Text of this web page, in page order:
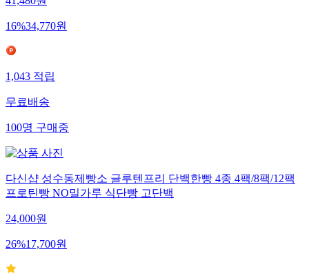
41,480원
16%34,770원
1,043적립
무료배송
100명구매중
다신샵 성수동제빵소 글루텐프리 단백한빵 4종 4팩/8팩/12팩
프로틴빵 NO밀가루 식단빵 고단백
24,000원
26%17,700원